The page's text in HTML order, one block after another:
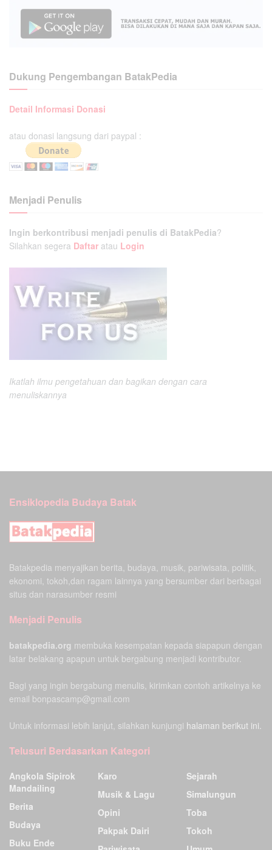
Dukung Pengembangan BatakPedia
Detail Informasi Donasi
atau donasi langsung dari paypal :
Menjadi Penulis
Ingin berkontribusi menjadi penulis di BatakPedia?
Silahkan segera Daftar atau Login
Ikatlah ilmu pengetahuan dan bagikan dengan cara
menuliskannya
Ensiklopedia Budaya Batak
Batakpedia menyajikan berita, budaya, musik, pariwisata, politik,
ekonomi, tokoh,dan ragam lainnya yang bersumber dari berbagai
situs dan narasumber resmi
Menjadi Penulis
batakpedia.org membuka kesempatan kepada siapapun dengan
latar belakang apapun untuk bergabung menjadi kontributor.
Bagi yang ingin bergabung menulis, kirimkan contoh artikelnya ke
email bonpascamp@gmail.com
Untuk informasi lebih lanjut, silahkan kunjungi halaman berikut ini.
Telusuri Berdasarkan Kategori
Angkola Sipirok
Mandailing
Berita
Budaya
Buku Ende
Karo
Musik & Lagu
Opini
Pakpak Dairi
Sejarah
Simalungun
Toba
Tokoh